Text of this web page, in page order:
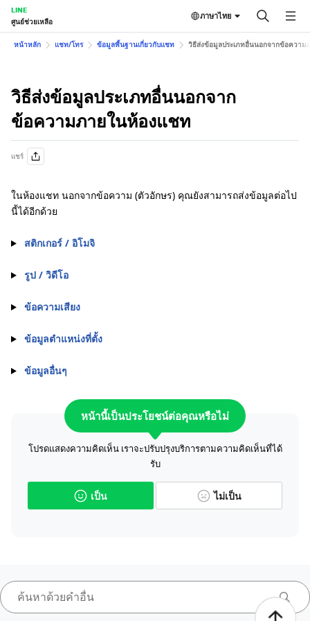
LINE
ศูนย์ช่วยเหลือ
ภาษาไทย
หน้าหลัก แชท/โทร ข้อมูลพื้นฐานเกี่ยวกับแชท วิธีส่งข้อมูลประเภทอื่นนอกจากข้อความ
วิธีส่งข้อมูลประเภทอื่นนอกจาก
ข้อความภายในห้องแชท
แชร์
ในห้องแชท นอกจากข้อความ (ตัวอักษร) คุณยังสามารถส่งข้อมูลต่อไป
นี้ได้อีกด้วย
สติกเกอร์ / อิโมจิ
รูป / วิดีโอ
ข้อความเสียง
ข้อมูลตำแหน่งที่ตั้ง
ข้อมูลอื่นๆ
หน้านี้เป็นประโยชน์ต่อคุณหรือไม่
โปรดแสดงความคิดเห็น เราจะปรับปรุงบริการตามความคิดเห็นที่ได้
รับ
เป็น ไม่เป็น